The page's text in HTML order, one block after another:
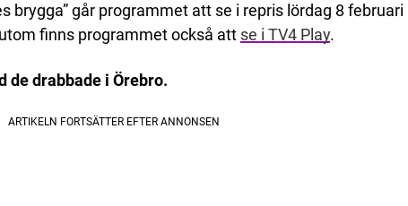
brygga” går programmet att se i repris lördag 8 februari
finns programmet också att se i TV4 Play.
de drabbade i Örebro.